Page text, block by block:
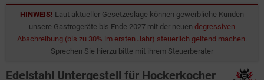
HINWEIS! Laut aktueller Gesetzeslage können gewerbliche Kunden
unsere Gastrogeräte bis Ende 2027 mit der neuen degressiven
Abschreibung (bis zu 30% im ersten Jahr) steuerlich geltend machen.
Sprechen Sie hierzu bitte mit ihrem Steuerberater
Edelstahl Untergestell für Hockerkocher